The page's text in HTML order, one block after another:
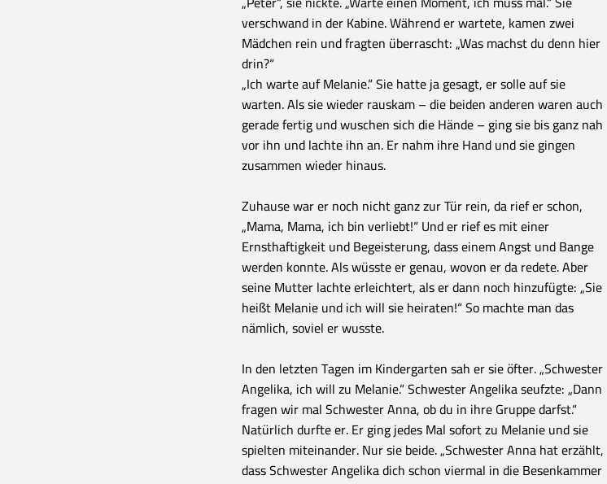
verschwand in der Kabine. Während er wartete, kamen zwei
Mädchen rein und fragten überrascht: „Was machst du denn hier
drin?“
„Ich warte auf Melanie.“ Sie hatte ja gesagt, er solle auf sie
warten. Als sie wieder rauskam – die beiden anderen waren auch
gerade fertig und wuschen sich die Hände – ging sie bis ganz nah
vor ihn und lachte ihn an. Er nahm ihre Hand und sie gingen
zusammen wieder hinaus.
Zuhause war er noch nicht ganz zur Tür rein, da rief er schon,
„Mama, Mama, ich bin verliebt!“ Und er rief es mit einer
Ernsthaftigkeit und Begeisterung, dass einem Angst und Bange
werden konnte. Als wüsste er genau, wovon er da redete. Aber
seine Mutter lachte erleichtert, als er dann noch hinzufügte: „Sie
heißt Melanie und ich will sie heiraten!“ So machte man das
nämlich, soviel er wusste.
In den letzten Tagen im Kindergarten sah er sie öfter. „Schwester
Angelika, ich will zu Melanie.“ Schwester Angelika seufzte: „Dann
fragen wir mal Schwester Anna, ob du in ihre Gruppe darfst.“
Natürlich durfte er. Er ging jedes Mal sofort zu Melanie und sie
spielten miteinander. Nur sie beide. „Schwester Anna hat erzählt,
dass Schwester Angelika dich schon viermal in die Besenkammer